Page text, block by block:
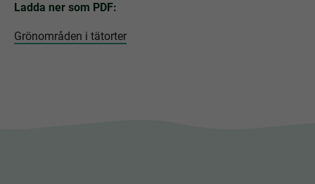
Ladda ner som PDF:
Grönområden i tätorter